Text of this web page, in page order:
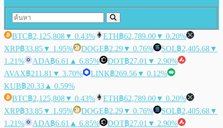
BTC฿2,125,808▼ 0.43% ETH฿62,789.00▼ 0.20%
XRP฿33.85▼ 1.95% DOGE฿2.29▼ 0.76% SOL฿2,405.68▼
1.21%
ADA฿6.61 ▲ 6.85% DOT฿27.01 ▼ 2.90%
AVAX฿211.81 ▼ 3.70% LINK฿269.56▼ 0.12%
KUB฿20.33 ▲ 0.59%
BTC฿2,125,808▼ 0.43% ETH฿62,789.00▼ 0.20%
XRP฿33.85▼ 1.95% DOGE฿2.29▼ 0.76% SOL฿2,405.68▼
1.21%
ADA฿6.61 ▲ 6.85% DOT฿27.01 ▼ 2.90%